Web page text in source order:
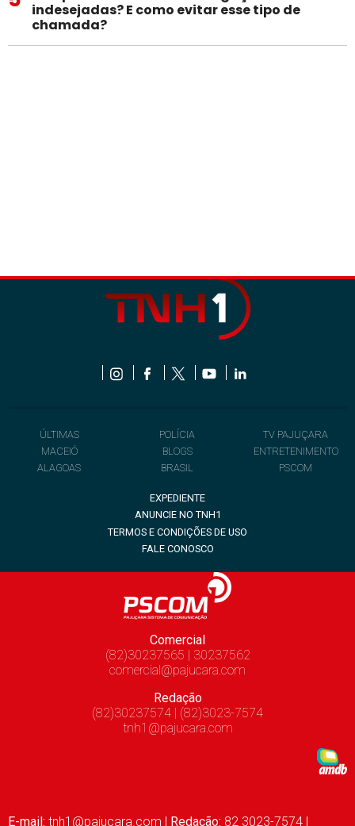
indesejadas? E como evitar esse tipo de
chamada?
ÚLTIMAS
MACEIÓ
ALAGOAS
POLÍCIA
BLOGS
BRASIL
TV PAJUÇARA
ENTRETENIMENTO
PSCOM
EXPEDIENTE
ANUNCIE NO TNH1
TERMOS E CONDIÇÕES DE USO
FALE CONOSCO
Comercial
(82)30237565 | 30237562
comercial@pajucara.com
Redação
(82)30237574 | (82)3023-7574
tnh1@pajucara.com
E-mail: tnh1@pajucara.com | Redação: 82 3023-7574 |